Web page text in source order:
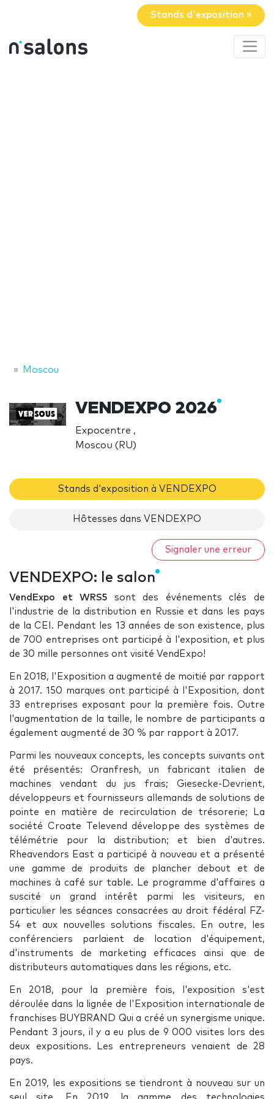
Stands d'exposition »
Moscou
VENDEXPO 2026
Expocentre ,
Moscou (RU)
Stands d'exposition à VENDEXPO
Hôtesses dans VENDEXPO
Signaler une erreur
VENDEXPO: le salon
VendExpo et WRS5 sont des événements clés de
l'industrie de la distribution en Russie et dans les pays
de la CEI. Pendant les 13 années de son existence, plus
de 700 entreprises ont participé à l'exposition, et plus
de 30 mille personnes ont visité VendExpo!
En 2018, l'Exposition a augmenté de moitié par rapport
à 2017. 150 marques ont participé à l'Exposition, dont
33 entreprises exposant pour la première fois. Outre
l'augmentation de la taille, le nombre de participants a
également augmenté de 30 % par rapport à 2017.
Parmi les nouveaux concepts, les concepts suivants ont
été présentés: Oranfresh, un fabricant italien de
machines vendant du jus frais; Giesecke-Devrient,
développeurs et fournisseurs allemands de solutions de
pointe en matière de recirculation de trésorerie; La
société Croate Televend développe des systèmes de
télémétrie pour la distribution; et bien d'autres.
Rheavendors East a participé à nouveau et a présenté
une gamme de produits de plancher debout et de
machines à café sur table. Le programme d'affaires a
suscité un grand intérêt parmi les visiteurs, en
particulier les séances consacrées au droit fédéral FZ-
54 et aux nouvelles solutions fiscales. En outre, les
conférenciers parlaient de location d'équipement,
d'instruments de marketing efficaces ainsi que de
distributeurs automatiques dans les régions, etc.
En 2018, pour la première fois, l'exposition s'est
déroulée dans la lignée de l'Exposition internationale de
franchises BUYBRAND Qui a créé un synergisme unique.
Pendant 3 jours, il y a eu plus de 9 000 visites lors des
deux expositions. Les entrepreneurs venaient de 28
pays.
En 2019, les expositions se tiendront à nouveau sur un